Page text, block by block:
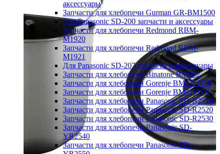
аксессуары
Запчасти для хлебопечи Gurman GR-BM1500
Для Panasonic SD-200 запчасти и аксессуары
Запчасти для хлебопечи Redmond RBM-
M1920
Запчасти для хлебопечи Redmond RBM-
M1921
Для Panasonic SD-207 запчасти и аксессуары
Запчасти для хлебопечи Binatone BM202
Запчасти для хлебопечи Gorenje BM1210BK
Запчасти для хлебопечи Gorenje BM910WII
Запчасти для хлебопечи Panasonic SD-B2510
Запчасти для хлебопечи Panasonic SD-R2520
Запчасти для хлебопечи Panasonic SD-R2530
Запчасти для хлебопечи Panasonic SD-
YR2540
Запчасти для хлебопечи Panasonic SD-